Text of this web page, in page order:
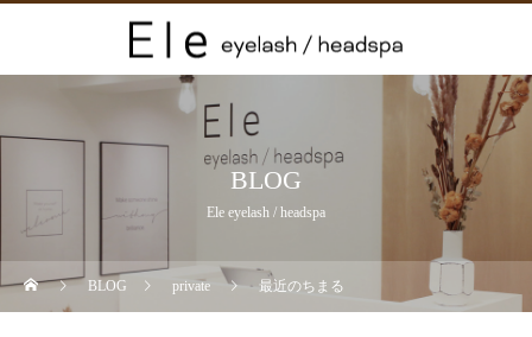
BLOG
Ele eyelash / headspa
BLOG private 最近のちまる